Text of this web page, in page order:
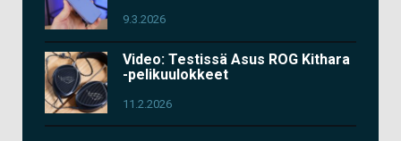
9.3.2026
Video: Testissä Asus ROG Kithara
-pelikuulokkeet
11.2.2026